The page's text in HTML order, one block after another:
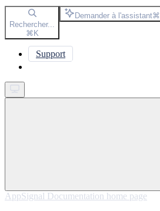
Rechercher...
⌘K
Demander à l'assistant⌘
Support
AppSignal Documentation home page